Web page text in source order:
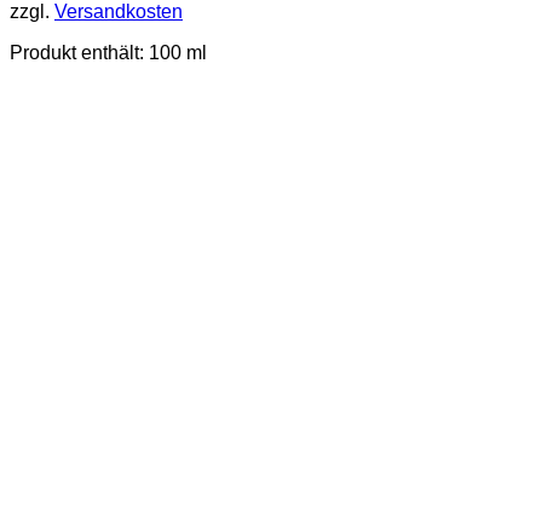
zzgl. Versandkosten
Produkt enthält: 100 ml